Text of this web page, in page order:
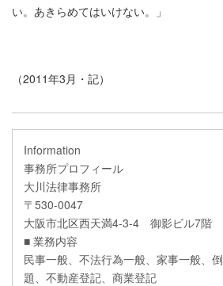
い。あきらめてはいけない。」
（2011年3月・記）
Information
事務所プロフィール
大川法律事務所
〒530-0047
大阪市北区西天満4-3-4 御影ビル7階
■ 業務内容
民事一般、不法行為一般、家事一般、
題、不動産登記、商業登記